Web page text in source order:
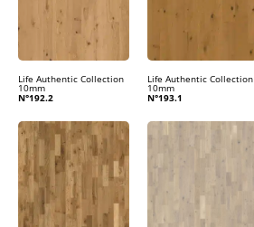
Life Authentic Collection
10mm
N°192.2
Life Authentic Collection
10mm
N°193.1